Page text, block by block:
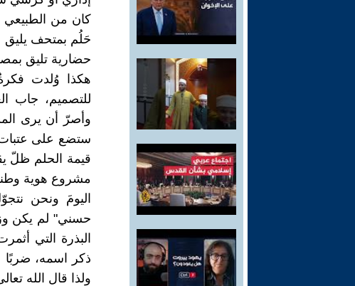
كان من الطبيعي
حَلُم بمتحف يليق
حضارية تليق
هكذا وُلدت
للتصميم، جاب
وأصرّ أن يرى
ستضع على
قيمة الحلم ظلّ
مشروع هوية
اليومَ ونحن
حسني" لم يكن
البذرة التي
ذكر اسمه، ضربًا
ولذا قال الله